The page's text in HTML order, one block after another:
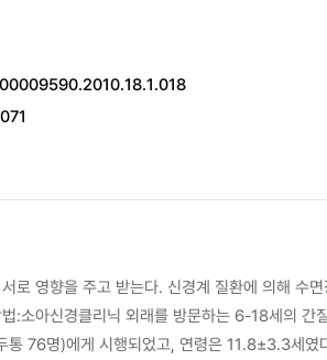
로 영향을 주고 받는다. 신경계 질환에 의해 수
:소아신경클리닉 외래를 방문하는 6-18세의
76명)에게 시행되었고, 연령은 11.8±3.3세였